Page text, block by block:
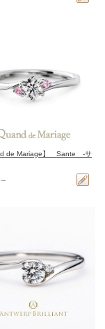
de Mariage】 Sante -サ